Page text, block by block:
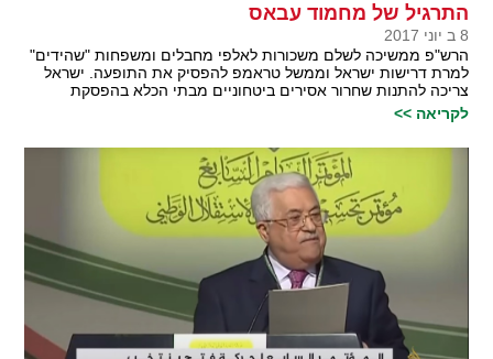
התרגיל של מחמוד עבאס
8 ב יוני 2017
הרש"פ ממשיכה לשלם משכורות לאלפי מחבלים ומשפחות "שהידים"
למרת דרישות ישראל וממשל טראמפ להפסיק את התופעה. ישראל
צריכה להתנות שחרור אסירים ביטחוניים מבתי הכלא בהפסקת
לקריאה >>